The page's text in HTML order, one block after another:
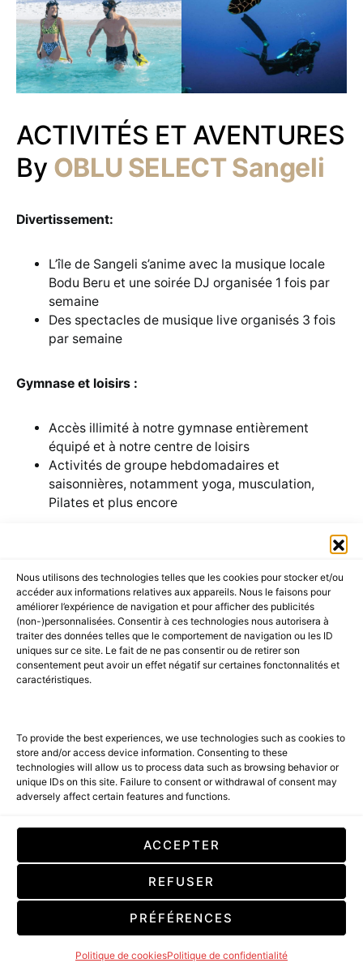
Nous utilisons des technologies telles que les cookies pour stocker et/ou
accéder aux informations relatives aux appareils. Nous le faisons pour
améliorer l’expérience de navigation et pour afficher des publicités
(non-)personnalisées. Consentir à ces technologies nous autorisera à
traiter des données telles que le comportement de navigation ou les ID
uniques sur ce site. Le fait de ne pas consentir ou de retirer son
consentement peut avoir un effet négatif sur certaines fonctonnalités et
caractéristiques.
To provide the best experiences, we use technologies such as cookies to
store and/or access device information. Consenting to these
technologies will allow us to process data such as browsing behavior or
unique IDs on this site. Failure to consent or withdrawal of consent may
adversely affect certain features and functions.
ACCEPTER
REFUSER
PRÉFÉRENCES
Politique de cookiesPolitique de confidentialité
ACTIVITÉS ET AVENTURES
By OBLU SELECT Sangeli
Divertissement:
L’île de Sangeli s’anime avec la musique locale
Bodu Beru et une soirée DJ organisée 1 fois par
semaine
Des spectacles de musique live organisés 3 fois
par semaine
Gymnase et loisirs :
Accès illimité à notre gymnase entièrement
équipé et à notre centre de loisirs
Activités de groupe hebdomadaires et
saisonnières, notamment yoga, musculation,
Pilates et plus encore
Le Club des Enfants :
d’expériences d’apprentissage organisées
quotidiennement pour les enfants